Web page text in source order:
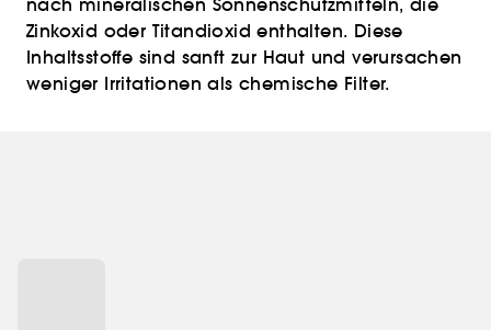
nach mineralischen Sonnenschutzmitteln, die
Zinkoxid oder Titandioxid enthalten. Diese
Inhaltsstoffe sind sanft zur Haut und verursachen
weniger Irritationen als chemische Filter.